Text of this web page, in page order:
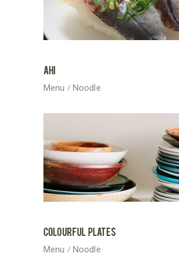
AHI
Menu Noodle
COLOURFUL PLATES
Menu Noodle